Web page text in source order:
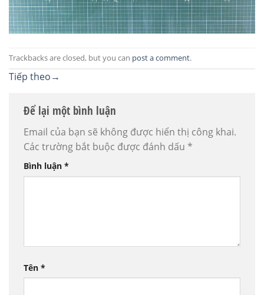
Trackbacks are closed, but you can post a comment.
Tiếp theo→
Để lại một bình luận
Email của bạn sẽ không được hiển thị công khai.
Các trường bắt buộc được đánh dấu *
Bình luận *
Tên *